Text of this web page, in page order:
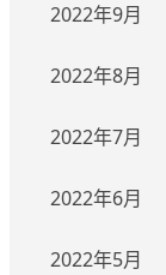
2022年9月
2022年8月
2022年7月
2022年6月
2022年5月